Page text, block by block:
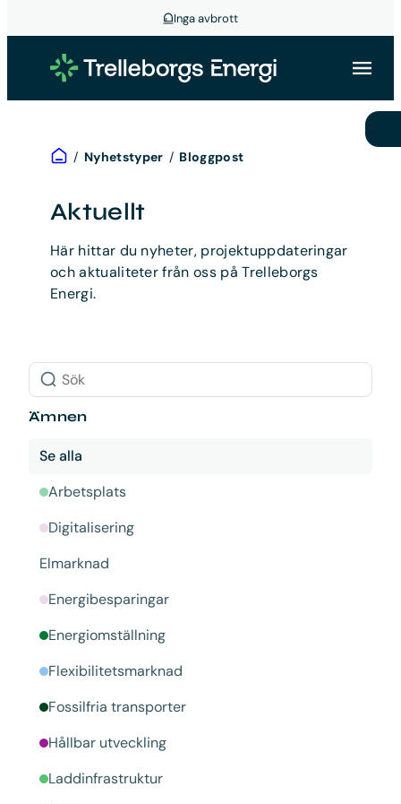
Inga avbrott
Hem/ Nyhetstyper / Bloggpost
Aktuellt
Här hittar du nyheter, projektuppdateringar
och aktualiteter från oss på Trelleborgs
Energi.
Sök
Ämnen
Se alla
Arbetsplats
Digitalisering
Elmarknad
Energibesparingar
Energiomställning
Flexibilitetsmarknad
Fossilfria transporter
Hållbar utveckling
Laddinfrastruktur